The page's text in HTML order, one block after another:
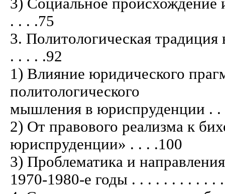
. . . .75
3. Политологическая
. . . . .92
1) Влияние юридического
политологического
мышления в юриспруденции . .
2) От правового реализма к
юриспруденции» . . . .100
3) Проблематика и
1970-1980-е годы . . . . . . . . . . .